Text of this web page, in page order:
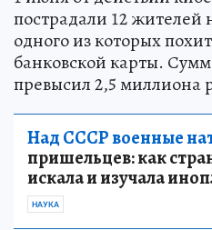
пострадали 12 жителей
одного из которых
банковской карты.
превысил 2,5 миллиона
Над СССР военные
пришельцев: как
искала и изучала
НАУКА